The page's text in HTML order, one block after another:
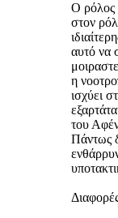
Ο ρόλος
στον
αυτό να
η
ισχύει
του
Πάντως